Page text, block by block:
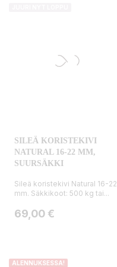
SILEÄ KORISTEKIVI
NATURAL 16-22 MM,
SUURSÄKKI
Sileä koristekivi Natural 16-22
mm. Säkkikoot: 500 kg tai...
Hinta
69,00 €
ALENNUKSESSA!